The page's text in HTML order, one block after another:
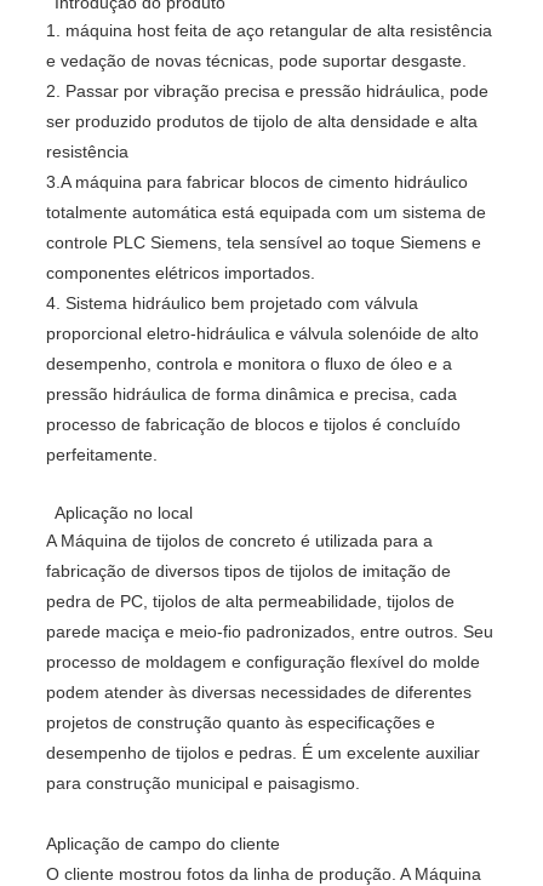
1. máquina host feita de aço retangular de alta resistência
e vedação de novas técnicas, pode suportar desgaste.
2. Passar por vibração precisa e pressão hidráulica, pode
ser produzido produtos de tijolo de alta densidade e alta
resistência
3.A máquina para fabricar blocos de cimento hidráulico
totalmente automática está equipada com um sistema de
controle PLC Siemens, tela sensível ao toque Siemens e
componentes elétricos importados.
4. Sistema hidráulico bem projetado com válvula
proporcional eletro-hidráulica e válvula solenóide de alto
desempenho, controla e monitora o fluxo de óleo e a
pressão hidráulica de forma dinâmica e precisa, cada
processo de fabricação de blocos e tijolos é concluído
perfeitamente.
Aplicação no local
A Máquina de tijolos de concreto é utilizada para a
fabricação de diversos tipos de tijolos de imitação de
pedra de PC, tijolos de alta permeabilidade, tijolos de
parede maciça e meio-fio padronizados, entre outros. Seu
processo de moldagem e configuração flexível do molde
podem atender às diversas necessidades de diferentes
projetos de construção quanto às especificações e
desempenho de tijolos e pedras. É um excelente auxiliar
para construção municipal e paisagismo.
Aplicação de campo do cliente
O cliente mostrou fotos da linha de produção. A Máquina